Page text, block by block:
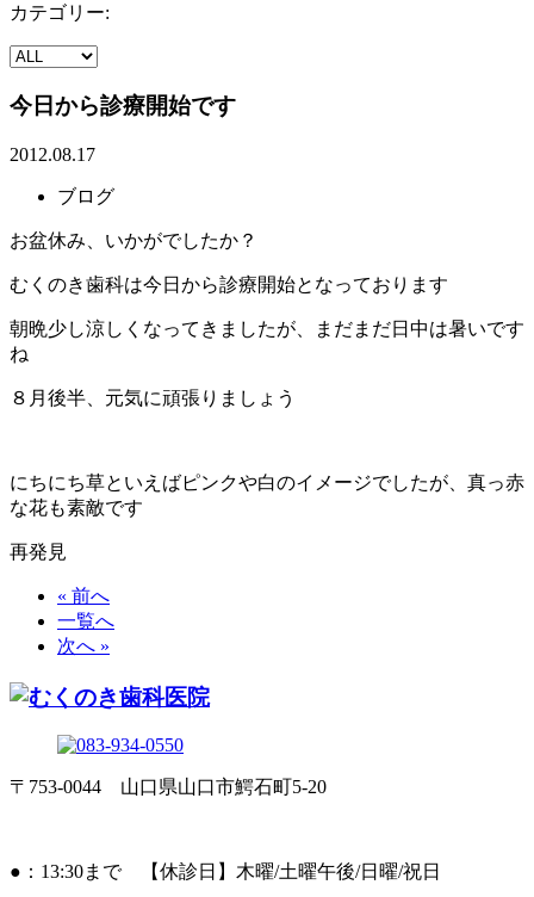
カテゴリー:
今日から診療開始です
2012.08.17
ブログ
お盆休み、いかがでしたか？
むくのき歯科は今日から診療開始となっております
朝晩少し涼しくなってきましたが、まだまだ日中は暑いです
ね
８月後半、元気に頑張りましょう
にちにち草といえばピンクや白のイメージでしたが、真っ赤
な花も素敵です
再発見
« 前へ
一覧へ
次へ »
〒753-0044 山口県山口市鰐石町5-20
●：13:30まで 【休診日】木曜/土曜午後/日曜/祝日